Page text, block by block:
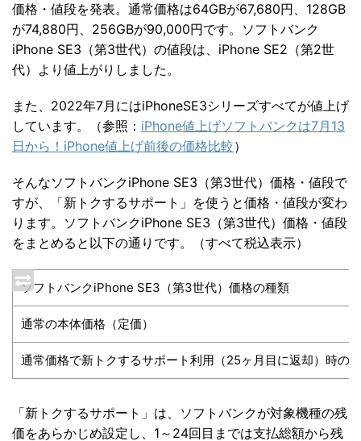
価格・値段を発表。通常価格は64GBが67,680円、128GB
が74,880円、256GBが90,000円です。ソフトバンク
iPhone SE3（第3世代）の値段は、iPhone SE2（第2世
代）より値上がりしました。
また、2022年7月にはiPhoneSE3シリーズすべてが値上げ
しています。
（参照： iPhone値上げソフトバンクは7月13
日から！iPhone値上げ前後の価格比較）
そんなソフトバンクiPhone SE3（第3世代）価格・値段で
すが、「新トクするサポート」を使うと価格・値段が変わ
ります。ソフトバンクiPhone SE3（第3世代）価格・値段
をまとめると以下の通りです。（すべて税込表示）
ソフトバンクiPhone SE3（第3世代）価格の種類
通常の本体価格（定価）
通常価格で新トクするサポート利用（25ヶ月目に返却）時の
「新トクするサポート」は、ソフトバンクが対象機種の残
価をあらかじめ設定し、1～24回目までは支払総額から残